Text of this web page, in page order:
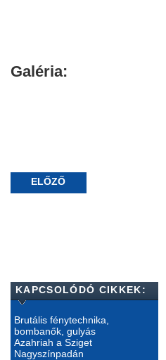
Galéria:
ELŐZŐ
KAPCSOLÓDÓ CIKKEK:
Brutális fénytechnika,
bombanők, gulyás
Azahriah a Sziget
Nagyszínpadán